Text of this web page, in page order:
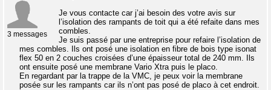
3 messages
Je vous contacte car j’ai besoin des votre avis sur
l’isolation des rampants de toit qui a été refaite dans mes
combles.
Je suis passé par une entreprise pour refaire l’isolation de
mes combles. Ils ont posé une isolation en fibre de bois type isonat
flex 50 en 2 couches croisées d’une épaisseur total de 240 mm. Ils
ont ensuite posé une membrane Vario Xtra puis le placo.
En regardant par la trappe de la VMC, je peux voir la membrane
posée sur les rampants car ils n’ont pas posé de placo à cet endroit.